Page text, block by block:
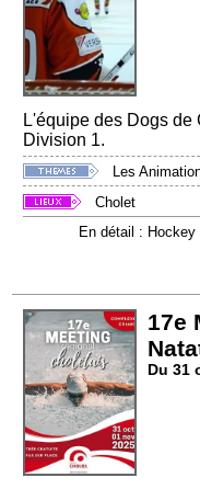
L'équipe des Dogs
Division 1.
Les
Cholet
En détail :
17e
Du 31